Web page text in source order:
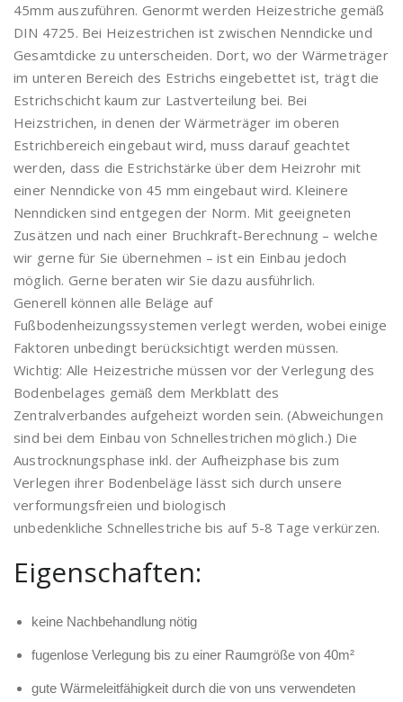
45mm auszuführen. Genormt werden Heizestriche gemäß
DIN 4725. Bei Heizestrichen ist zwischen Nenndicke und
Gesamtdicke zu unterscheiden. Dort, wo der Wärmeträger
im unteren Bereich des Estrichs eingebettet ist, trägt die
Estrichschicht kaum zur Lastverteilung bei. Bei
Heizstrichen, in denen der Wärmeträger im oberen
Estrichbereich eingebaut wird, muss darauf geachtet
werden, dass die Estrichstärke über dem Heizrohr mit
einer Nenndicke von 45 mm eingebaut wird. Kleinere
Nenndicken sind entgegen der Norm. Mit geeigneten
Zusätzen und nach einer Bruchkraft-Berechnung – welche
wir gerne für Sie übernehmen – ist ein Einbau jedoch
möglich. Gerne beraten wir Sie dazu ausführlich.
Generell können alle Beläge auf
Fußbodenheizungssystemen verlegt werden, wobei einige
Faktoren unbedingt berücksichtigt werden müssen.
Wichtig: Alle Heizestriche müssen vor der Verlegung des
Bodenbelages gemäß dem Merkblatt des
Zentralverbandes aufgeheizt worden sein. (Abweichungen
sind bei dem Einbau von Schnellestrichen möglich.) Die
Austrocknungsphase inkl. der Aufheizphase bis zum
Verlegen ihrer Bodenbeläge lässt sich durch unsere
verformungsfreien und biologisch
unbedenkliche Schnellestriche bis auf 5-8 Tage verkürzen.
Eigenschaften:
keine Nachbehandlung nötig
fugenlose Verlegung bis zu einer Raumgröße von 40m²
gute Wärmeleitfähigkeit durch die von uns verwendeten